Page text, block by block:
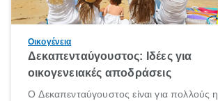
Οικογένεια
Δεκαπενταύγουστος: Ιδέες για
οικογενειακές αποδράσεις
Ο Δεκαπενταύγουστος είναι για πολλούς η